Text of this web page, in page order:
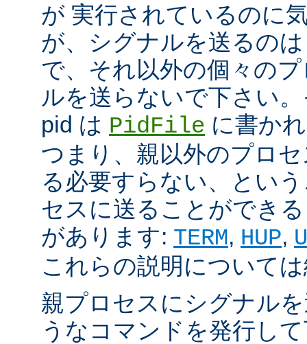
が 実行されているのに
が、シグナルを送るの
で、それ以外の個々の
ルを送らないで下さい
pid は PidFile に書か
つまり、親以外のプロ
る必要すらない、とい
セスに送ることができ
があります: TERM, HUP,
これらの説明について
親プロセスにシグナル
うなコマンドを発行し